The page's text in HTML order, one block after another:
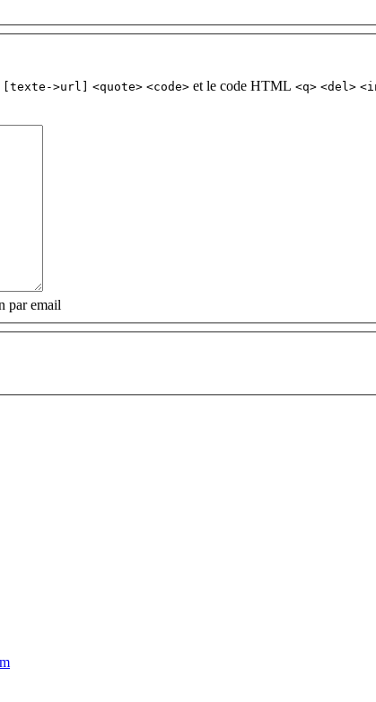
[texte->url] <quote> <code> et le code HTML <q> <del>
par email